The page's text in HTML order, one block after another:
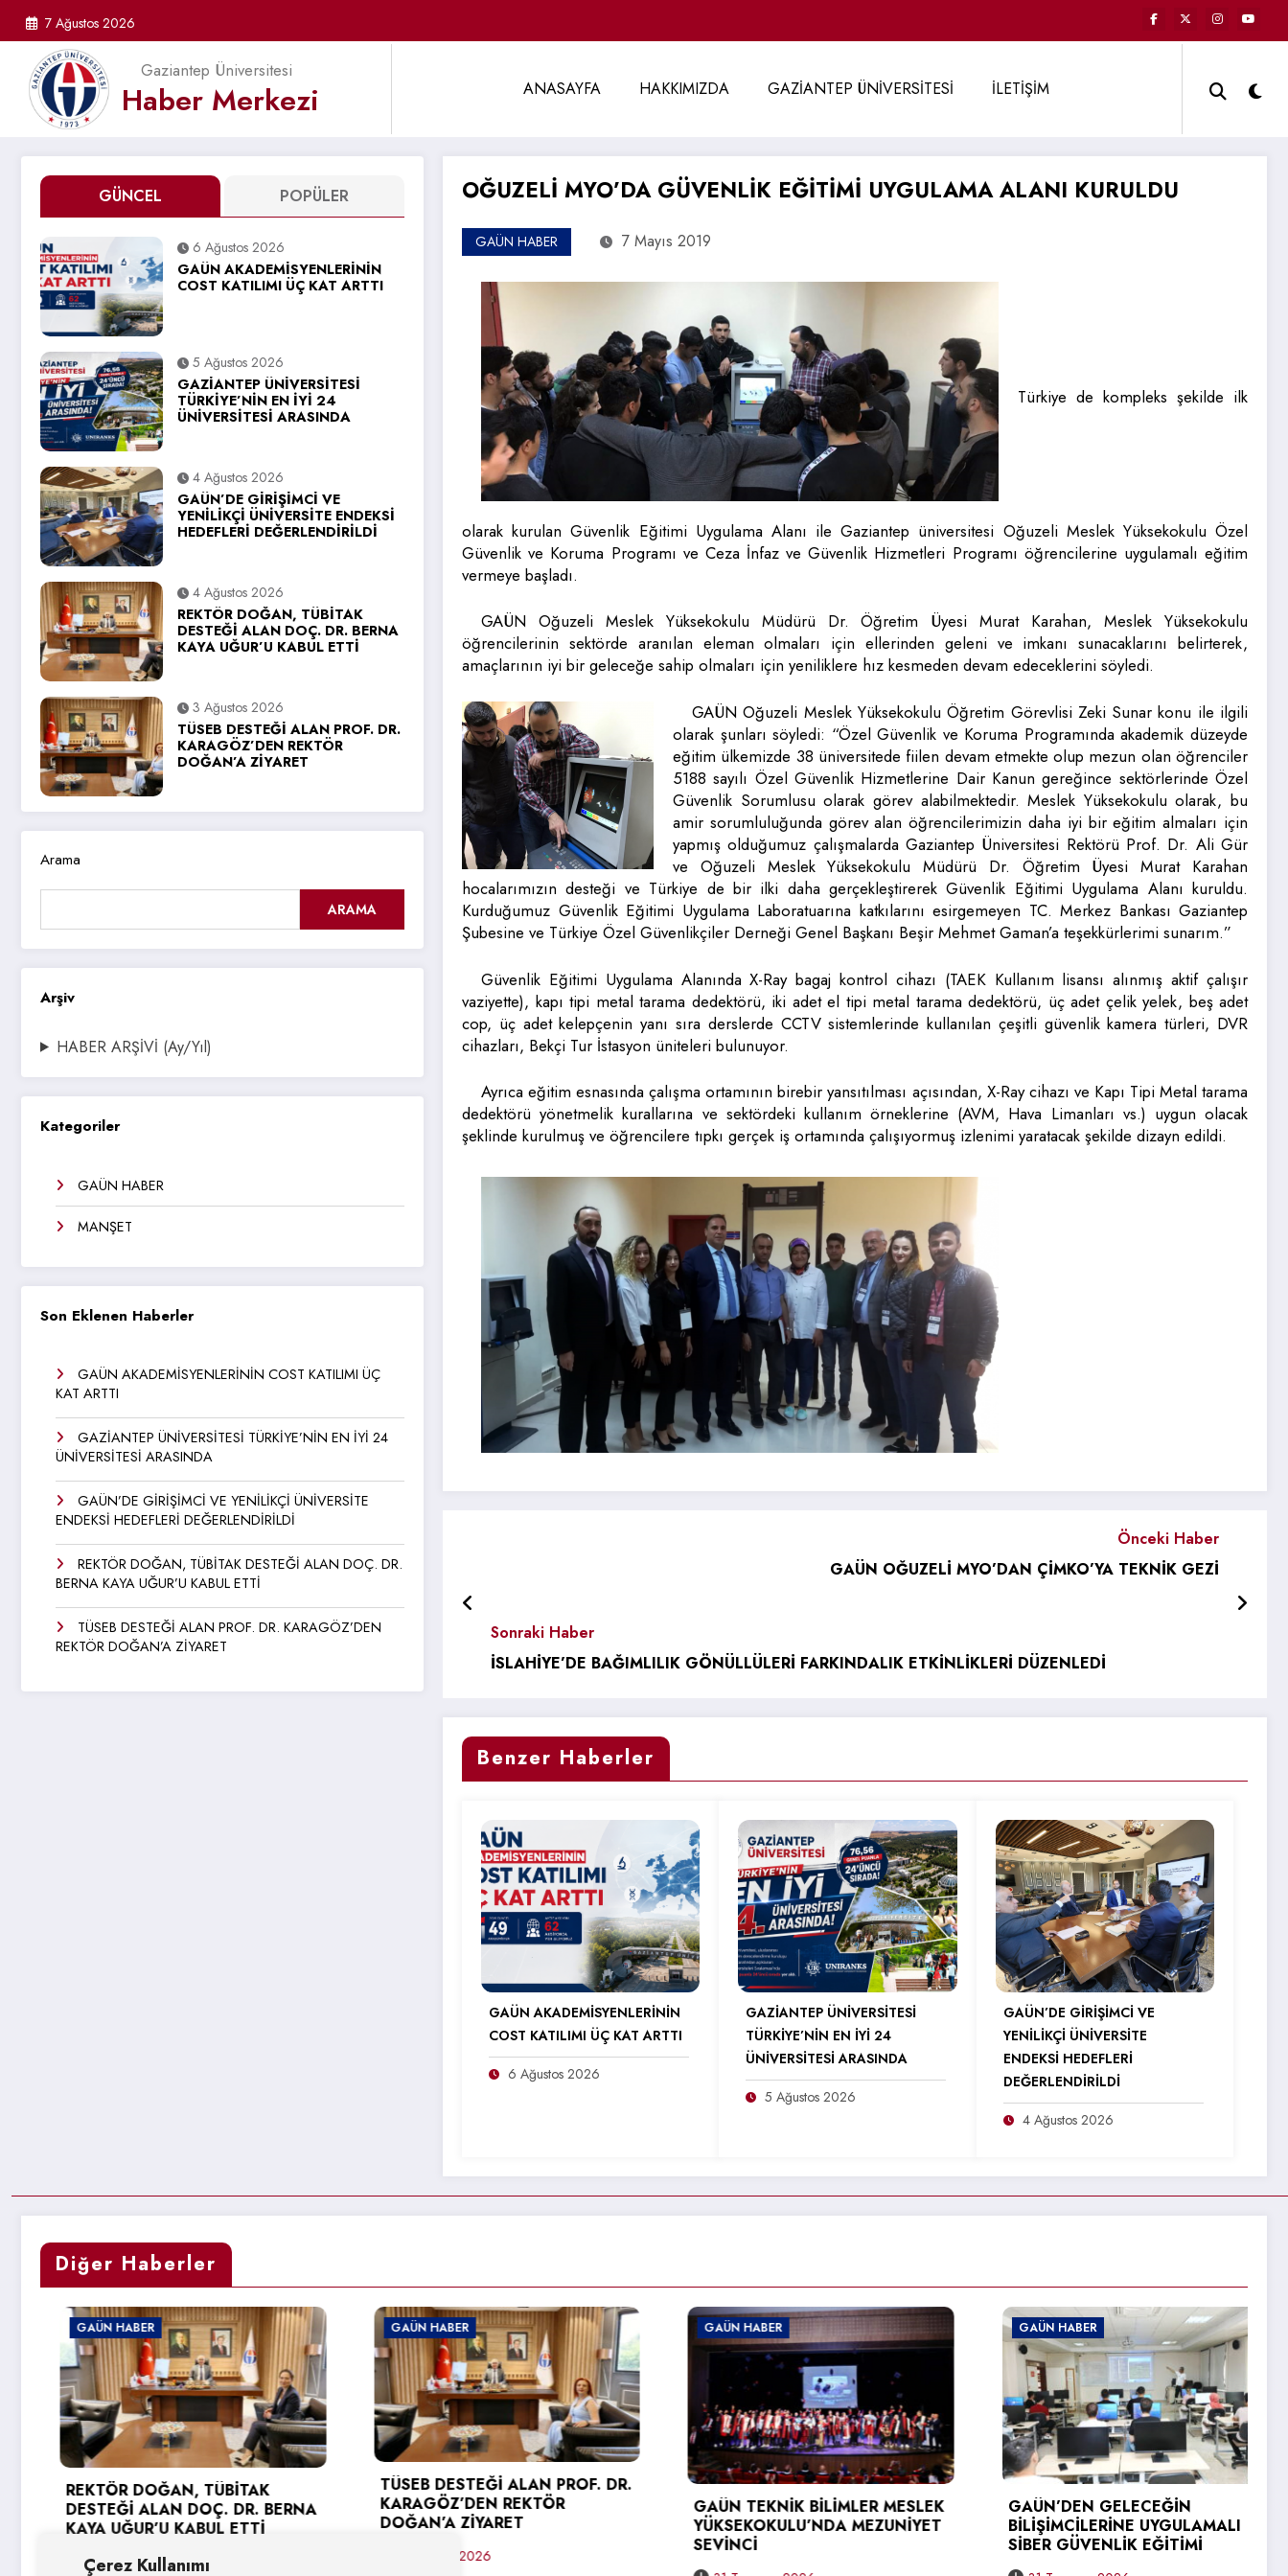
Çerez Kullanımı
7 Ağustos 2026
Gaziantep Üniversitesi
Haber Merkezi ANASAYFA HAKKIMIZDA GAZİANTEP ÜNİVERSİTESİ İLETİŞİM
GÜNCEL POPÜLER
6 Ağustos 2026
GAÜN AKADEMİSYENLERİNİN
COST KATILIMI ÜÇ KAT ARTTI
5 Ağustos 2026
GAZİANTEP ÜNİVERSİTESİ
TÜRKİYE’NİN EN İYİ 24
ÜNİVERSİTESİ ARASINDA
4 Ağustos 2026
GAÜN’DE GİRİŞİMCİ VE
YENİLİKÇİ ÜNİVERSİTE ENDEKSİ
HEDEFLERİ DEĞERLENDİRİLDİ
4 Ağustos 2026
REKTÖR DOĞAN, TÜBİTAK
DESTEĞİ ALAN DOÇ. DR. BERNA
KAYA UĞUR’U KABUL ETTİ
3 Ağustos 2026
TÜSEB DESTEĞİ ALAN PROF. DR.
KARAGÖZ’DEN REKTÖR
DOĞAN’A ZİYARET
Arama
ARAMA
Arşiv
HABER ARŞİVİ (Ay/Yıl)
Kategoriler
GAÜN HABER
MANŞET
Son Eklenen Haberler
GAÜN AKADEMİSYENLERİNİN COST KATILIMI ÜÇ
KAT ARTTI
GAZİANTEP ÜNİVERSİTESİ TÜRKİYE’NİN EN İYİ 24
ÜNİVERSİTESİ ARASINDA
GAÜN’DE GİRİŞİMCİ VE YENİLİKÇİ ÜNİVERSİTE
ENDEKSİ HEDEFLERİ DEĞERLENDİRİLDİ
REKTÖR DOĞAN, TÜBİTAK DESTEĞİ ALAN DOÇ. DR.
BERNA KAYA UĞUR’U KABUL ETTİ
TÜSEB DESTEĞİ ALAN PROF. DR. KARAGÖZ’DEN
REKTÖR DOĞAN’A ZİYARET
OĞUZELİ MYO’DA GÜVENLİK EĞİTİMİ UYGULAMA ALANI KURULDU
GAÜN HABER 7 Mayıs 2019
Türkiye de kompleks şekilde ilk
olarak kurulan Güvenlik Eğitimi Uygulama Alanı ile Gaziantep üniversitesi Oğuzeli Meslek Yüksekokulu Özel
Güvenlik ve Koruma Programı ve Ceza İnfaz ve Güvenlik Hizmetleri Programı öğrencilerine uygulamalı eğitim
vermeye başladı.
GAÜN Oğuzeli Meslek Yüksekokulu Müdürü Dr. Öğretim Üyesi Murat Karahan, Meslek Yüksekokulu
öğrencilerinin sektörde aranılan eleman olmaları için ellerinden geleni ve imkanı sunacaklarını belirterek,
amaçlarının iyi bir geleceğe sahip olmaları için yeniliklere hız kesmeden devam edeceklerini söyledi.
GAÜN Oğuzeli Meslek Yüksekokulu Öğretim Görevlisi Zeki Sunar konu ile ilgili
olarak şunları söyledi: “Özel Güvenlik ve Koruma Programında akademik düzeyde
eğitim ülkemizde 38 üniversitede fiilen devam etmekte olup mezun olan öğrenciler
5188 sayılı Özel Güvenlik Hizmetlerine Dair Kanun gereğince sektörlerinde Özel
Güvenlik Sorumlusu olarak görev alabilmektedir. Meslek Yüksekokulu olarak, bu
amir sorumluluğunda görev alan öğrencilerimizin daha iyi bir eğitim almaları için
yapmış olduğumuz çalışmalarda Gaziantep Üniversitesi Rektörü Prof. Dr. Ali Gür
ve Oğuzeli Meslek Yüksekokulu Müdürü Dr. Öğretim Üyesi Murat Karahan
hocalarımızın desteği ve Türkiye de bir ilki daha gerçekleştirerek Güvenlik Eğitimi Uygulama Alanı kuruldu.
Kurduğumuz Güvenlik Eğitimi Uygulama Laboratuarına katkılarını esirgemeyen TC. Merkez Bankası Gaziantep
Şubesine ve Türkiye Özel Güvenlikçiler Derneği Genel Başkanı Beşir Mehmet Gaman’a teşekkürlerimi sunarım.”
Güvenlik Eğitimi Uygulama Alanında X-Ray bagaj kontrol cihazı (TAEK Kullanım lisansı alınmış aktif çalışır
vaziyette), kapı tipi metal tarama dedektörü, iki adet el tipi metal tarama dedektörü, üç adet çelik yelek, beş adet
cop, üç adet kelepçenin yanı sıra derslerde CCTV sistemlerinde kullanılan çeşitli güvenlik kamera türleri, DVR
cihazları, Bekçi Tur İstasyon üniteleri bulunuyor.
Ayrıca eğitim esnasında çalışma ortamının birebir yansıtılması açısından, X-Ray cihazı ve Kapı Tipi Metal tarama
dedektörü yönetmelik kurallarına ve sektördeki kullanım örneklerine (AVM, Hava Limanları vs.) uygun olacak
şeklinde kurulmuş ve öğrencilere tıpkı gerçek iş ortamında çalışıyormuş izlenimi yaratacak şekilde dizayn edildi.
Önceki Haber
GAÜN OĞUZELİ MYO’DAN ÇİMKO’YA TEKNİK GEZİ
Sonraki Haber
İSLAHİYE’DE BAĞIMLILIK GÖNÜLLÜLERİ FARKINDALIK ETKİNLİKLERİ DÜZENLEDİ
Benzer Haberler
GAÜN AKADEMİSYENLERİNİN
COST KATILIMI ÜÇ KAT ARTTI
6 Ağustos 2026
GAZİANTEP ÜNİVERSİTESİ
TÜRKİYE’NİN EN İYİ 24
ÜNİVERSİTESİ ARASINDA
5 Ağustos 2026
GAÜN’DE GİRİŞİMCİ VE
YENİLİKÇİ ÜNİVERSİTE
ENDEKSİ HEDEFLERİ
DEĞERLENDİRİLDİ
4 Ağustos 2026
Diğer Haberler
TÜBİTAK
ALAN DOÇ. DR. BERNA
KABUL ETTİ
GAÜN HABER
TÜSEB DESTEĞİ ALAN PROF. DR.
KARAGÖZ’DEN REKTÖR
DOĞAN’A ZİYARET
GAÜN HABER
GAÜN TEKNİK BİLİMLER MESLEK
YÜKSEKOKULU’NDA MEZUNİYET
GAÜN HABER
GAÜN’DEN GELECEĞİN
BİLİŞİMCİLERİNE UYGULAMALI
SİBER GÜVENLİK EĞİTİMİ
GAÜN HABER
GAÜN’DEN
ZİYARETİ
31 Temmuz